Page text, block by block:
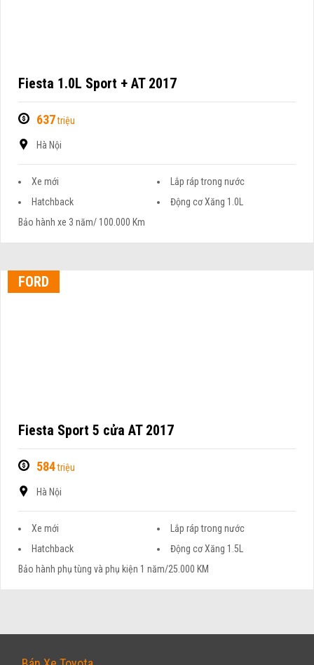
Fiesta 1.0L Sport + AT 2017
637triệu
Hà Nội
Xe mới
Lắp ráp trong nước
Hatchback
Động cơ Xăng 1.0L
Bảo hành xe 3 năm/ 100.000 Km
FORD
Fiesta Sport 5 cửa AT 2017
584triệu
Hà Nội
Xe mới
Lắp ráp trong nước
Hatchback
Động cơ Xăng 1.5L
Bảo hành phụ tùng và phụ kiện 1 năm/25.000 KM